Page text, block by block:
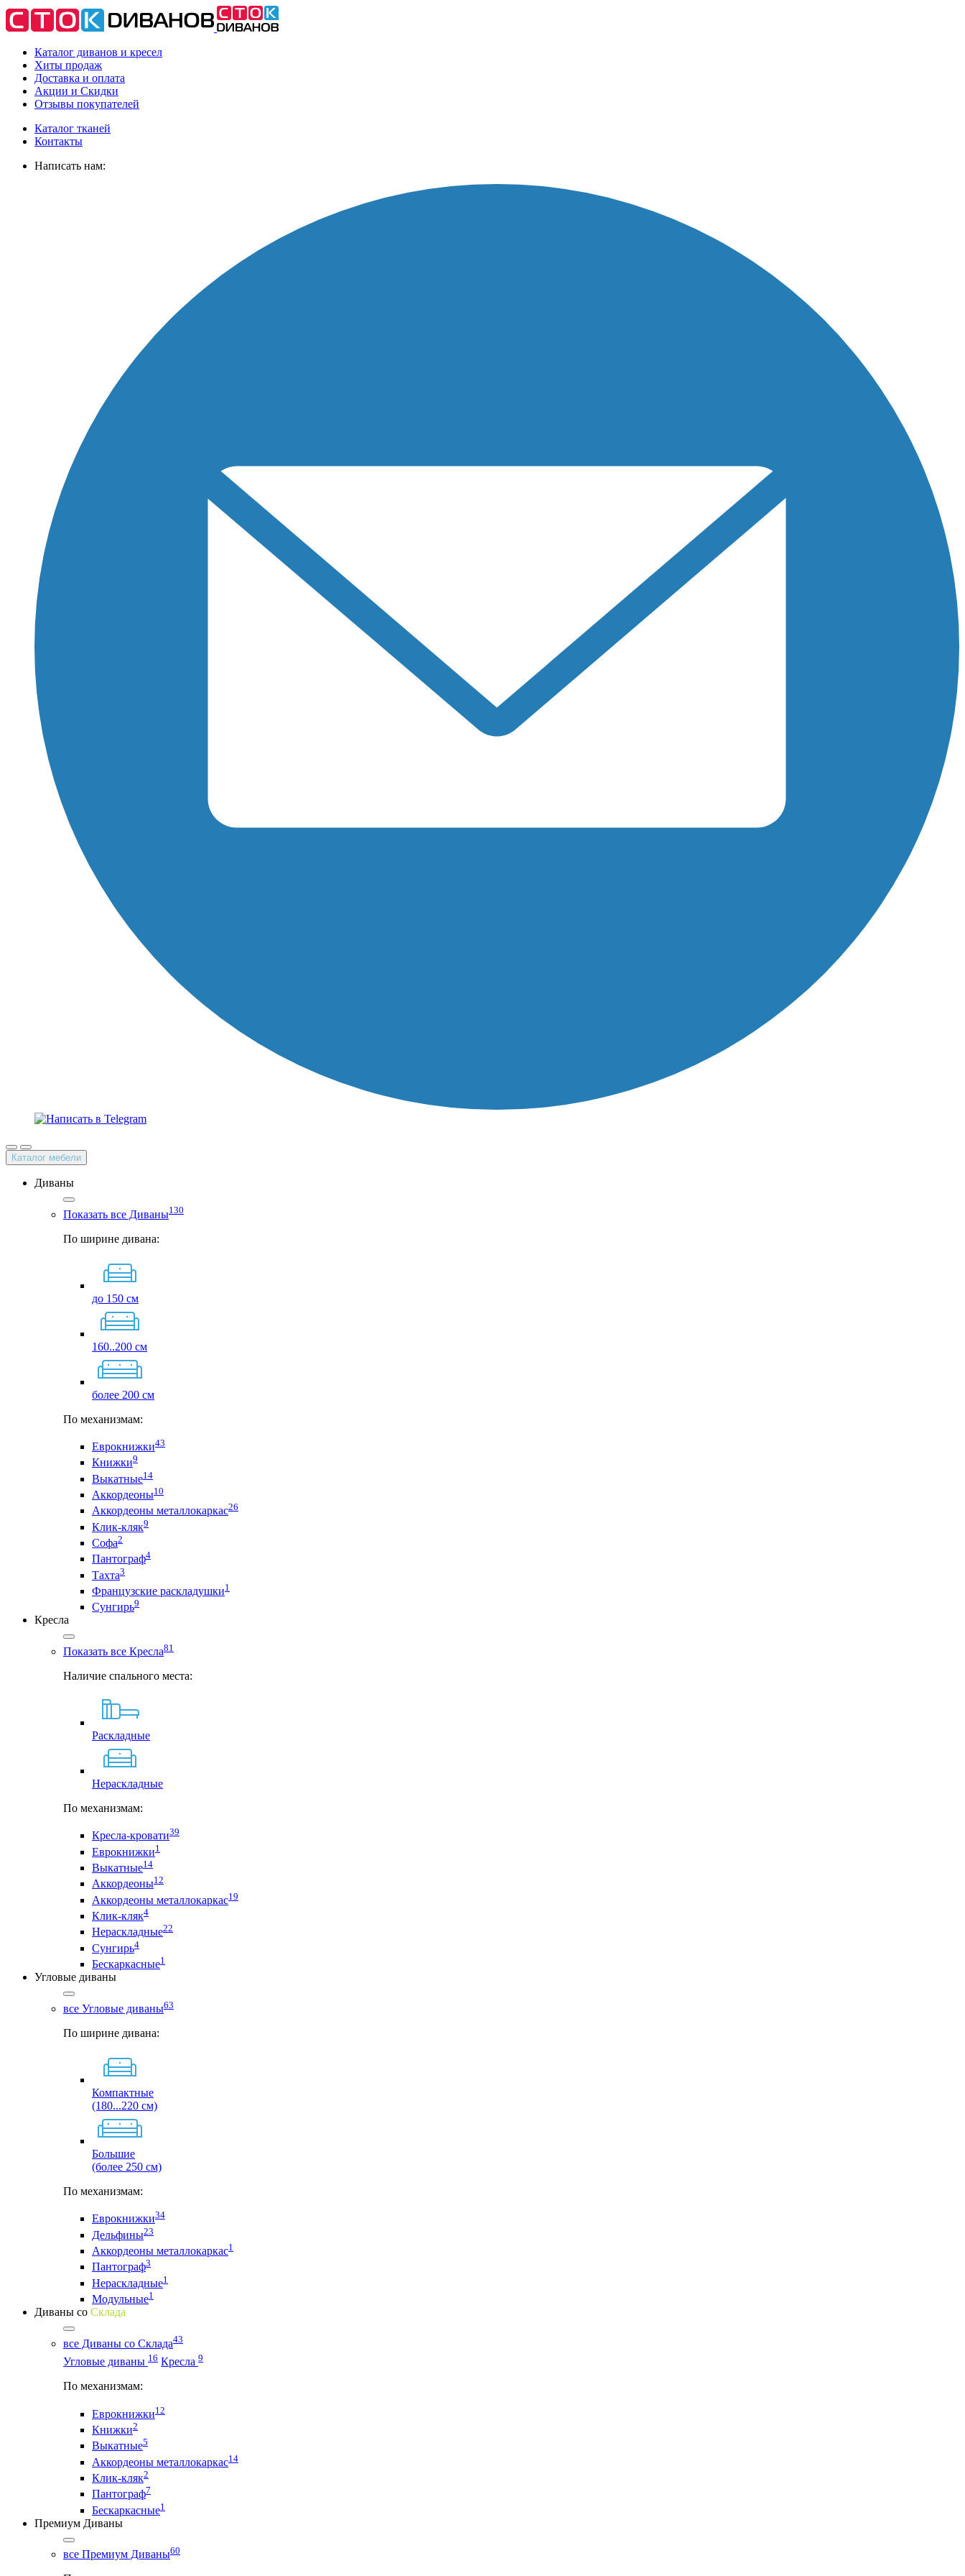
Каталог диванов и кресел
Хиты продаж
Доставка и оплата
Акции и Скидки
Отзывы покупателей
Каталог тканей
Контакты
Написать нам:
Каталог мебели
Диваны
Показать все Диваны130
По ширине дивана:
до 150 см
160..200 см
более 200 см
По механизмам:
Еврокнижки43
Книжки9
Выкатные14
Аккордеоны10
Аккордеоны металлокаркас26
Клик-кляк9
Софа2
Пантограф4
Тахта3
Французские раскладушки1
Сунгирь9
Кресла
Показать все Кресла81
Наличие спального места:
Раскладные
Нераскладные
По механизмам:
Кресла-кровати39
Еврокнижки1
Выкатные14
Аккордеоны12
Аккордеоны металлокаркас19
Клик-кляк4
Нераскладные22
Сунгирь4
Бескаркасные1
Угловые диваны
все Угловые диваны63
По ширине дивана:
Компактные
(180...220 см)
Большие
(более 250 см)
По механизмам:
Еврокнижки34
Дельфины23
Аккордеоны металлокаркас1
Пантограф3
Нераскладные1
Модульные1
Диваны со Склада
все Диваны со Склада43
Угловые диваны 16 Кресла 9
По механизмам:
Еврокнижки12
Книжки2
Выкатные5
Аккордеоны металлокаркас14
Клик-кляк2
Пантограф7
Бескаркасные1
Премиум Диваны
все Премиум Диваны60